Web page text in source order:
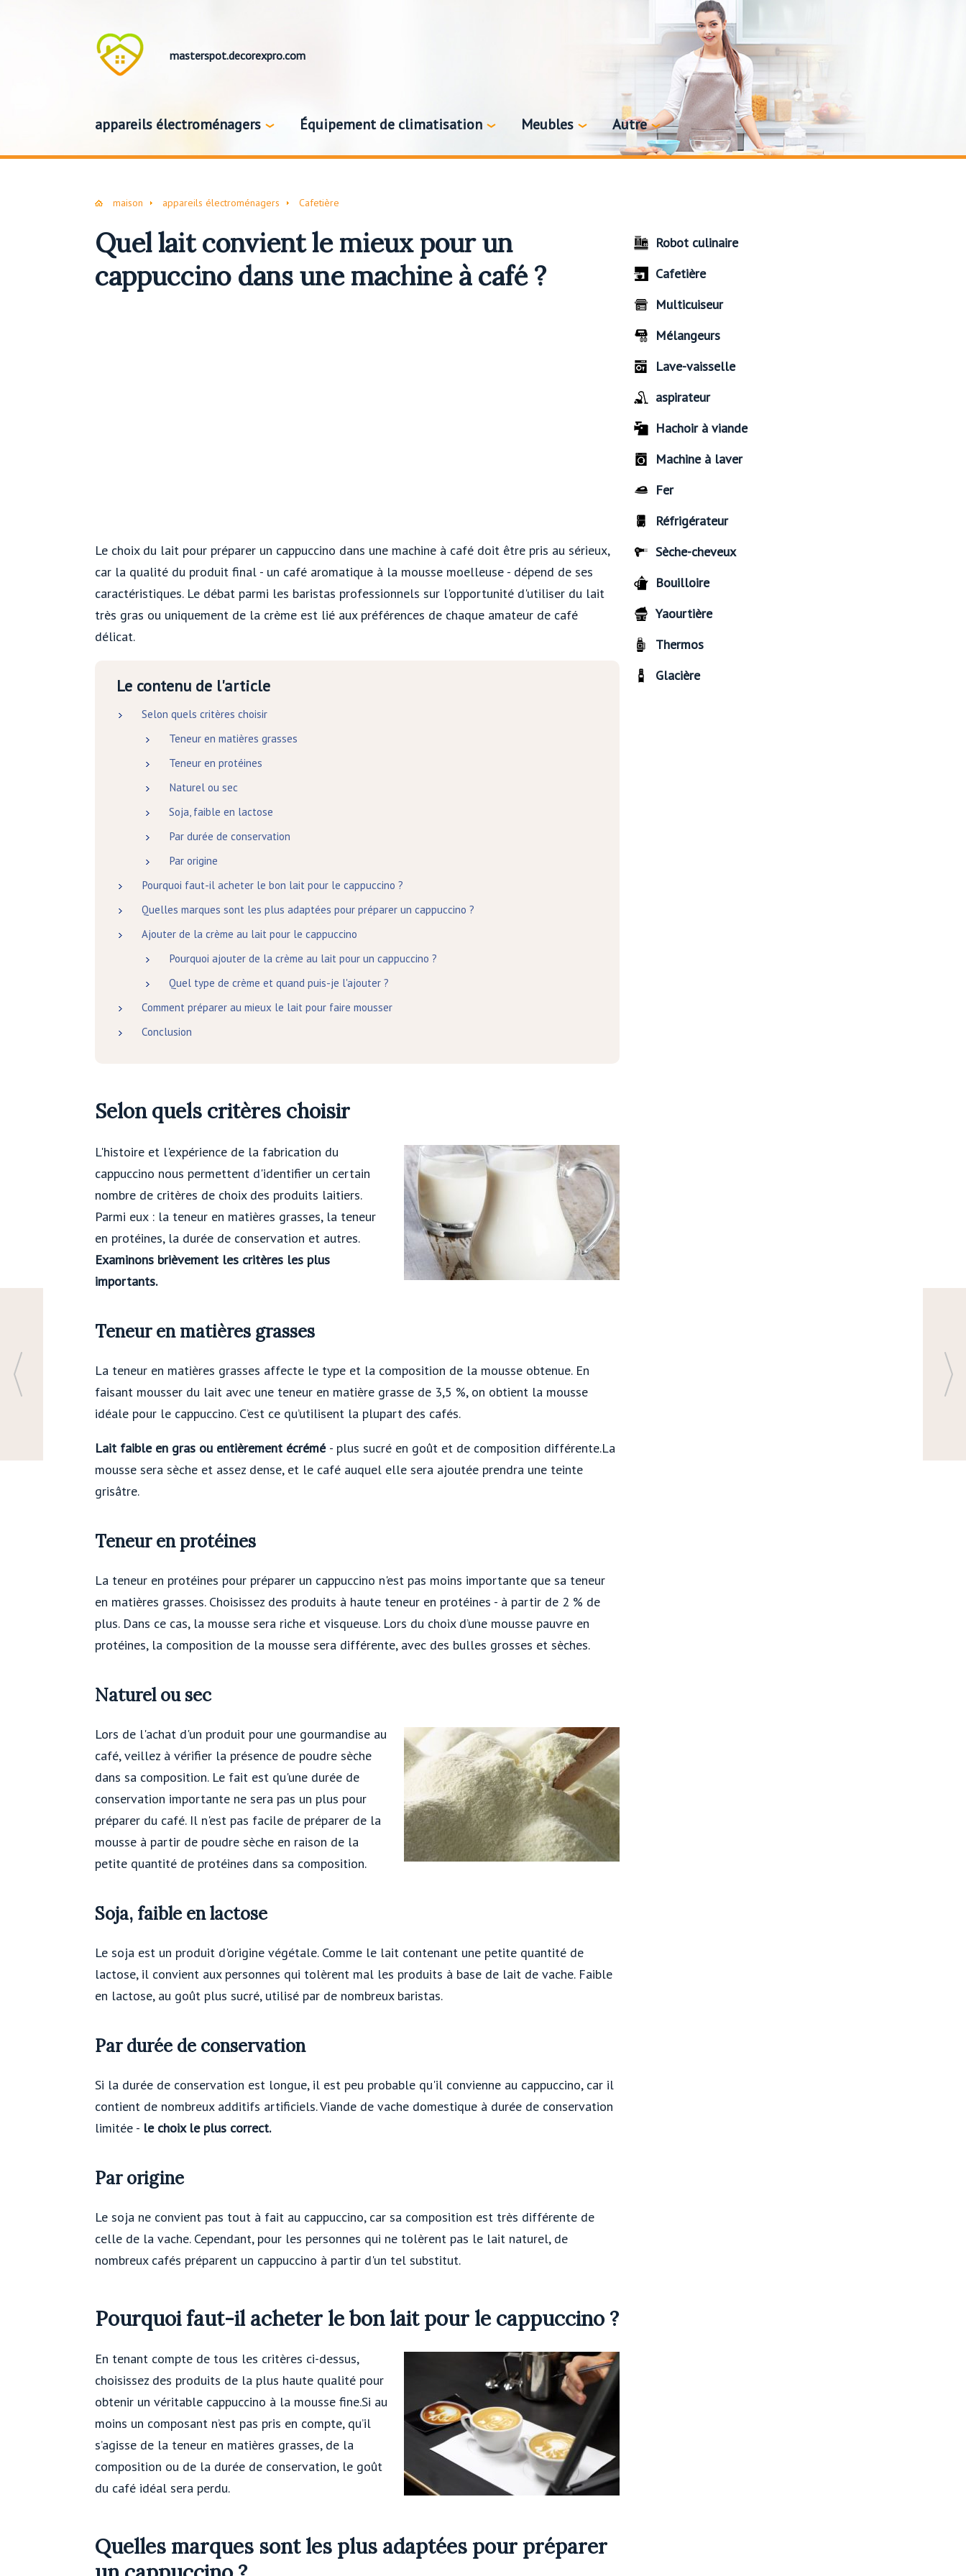
masterspot.decorexpro.com
appareils électroménagers Équipement de climatisation Meubles Autre
maison appareils électroménagers Cafetière
Quel lait convient le mieux pour un
cappuccino dans une machine à café ?
Le choix du lait pour préparer un cappuccino dans une machine à café doit être pris au sérieux,
car la qualité du produit final - un café aromatique à la mousse moelleuse - dépend de ses
caractéristiques. Le débat parmi les baristas professionnels sur l'opportunité d'utiliser du lait
très gras ou uniquement de la crème est lié aux préférences de chaque amateur de café
délicat.
Le contenu de l'article
Selon quels critères choisir
Teneur en matières grasses
Teneur en protéines
Naturel ou sec
Soja, faible en lactose
Par durée de conservation
Par origine
Pourquoi faut-il acheter le bon lait pour le cappuccino ?
Quelles marques sont les plus adaptées pour préparer un cappuccino ?
Ajouter de la crème au lait pour le cappuccino
Pourquoi ajouter de la crème au lait pour un cappuccino ?
Quel type de crème et quand puis-je l'ajouter ?
Comment préparer au mieux le lait pour faire mousser
Conclusion
Selon quels critères choisir
L'histoire et l'expérience de la fabrication du
cappuccino nous permettent d'identifier un certain
nombre de critères de choix des produits laitiers.
Parmi eux : la teneur en matières grasses, la teneur
en protéines, la durée de conservation et autres.
Examinons brièvement les critères les plus
importants.
Teneur en matières grasses
La teneur en matières grasses affecte le type et la composition de la mousse obtenue. En
faisant mousser du lait avec une teneur en matière grasse de 3,5 %, on obtient la mousse
idéale pour le cappuccino. C’est ce qu’utilisent la plupart des cafés.
Lait faible en gras ou entièrement écrémé - plus sucré en goût et de composition différente.La
mousse sera sèche et assez dense, et le café auquel elle sera ajoutée prendra une teinte
grisâtre.
Teneur en protéines
La teneur en protéines pour préparer un cappuccino n'est pas moins importante que sa teneur
en matières grasses. Choisissez des produits à haute teneur en protéines - à partir de 2 % de
plus. Dans ce cas, la mousse sera riche et visqueuse. Lors du choix d’une mousse pauvre en
protéines, la composition de la mousse sera différente, avec des bulles grosses et sèches.
Naturel ou sec
Lors de l'achat d'un produit pour une gourmandise au
café, veillez à vérifier la présence de poudre sèche
dans sa composition. Le fait est qu'une durée de
conservation importante ne sera pas un plus pour
préparer du café. Il n'est pas facile de préparer de la
mousse à partir de poudre sèche en raison de la
petite quantité de protéines dans sa composition.
Soja, faible en lactose
Le soja est un produit d'origine végétale. Comme le lait contenant une petite quantité de
lactose, il convient aux personnes qui tolèrent mal les produits à base de lait de vache. Faible
en lactose, au goût plus sucré, utilisé par de nombreux baristas.
Par durée de conservation
Si la durée de conservation est longue, il est peu probable qu'il convienne au cappuccino, car il
contient de nombreux additifs artificiels. Viande de vache domestique à durée de conservation
limitée - le choix le plus correct.
Par origine
Le soja ne convient pas tout à fait au cappuccino, car sa composition est très différente de
celle de la vache. Cependant, pour les personnes qui ne tolèrent pas le lait naturel, de
nombreux cafés préparent un cappuccino à partir d'un tel substitut.
Pourquoi faut-il acheter le bon lait pour le cappuccino ?
En tenant compte de tous les critères ci-dessus,
choisissez des produits de la plus haute qualité pour
obtenir un véritable cappuccino à la mousse fine.Si au
moins un composant n’est pas pris en compte, qu’il
s’agisse de la teneur en matières grasses, de la
composition ou de la durée de conservation, le goût
du café idéal sera perdu.
Quelles marques sont les plus adaptées pour préparer
Robot culinaire
Cafetière
Multicuiseur
Mélangeurs
Lave-vaisselle
aspirateur
Hachoir à viande
Machine à laver
Fer
Réfrigérateur
Sèche-cheveux
Bouilloire
Yaourtière
Thermos
Glacière